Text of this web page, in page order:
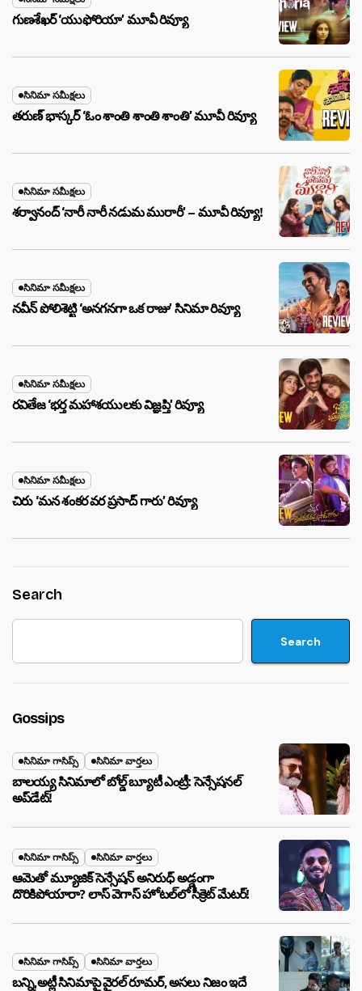
గుణశేఖర్ ‘యుఫోరియా’ మూవీ రివ్యూ
సినిమా సమీక్షలు
తరుణ్ భాస్కర్ ‘ఓం శాంతి శాంతి శాంతి’ మూవీ రివ్యూ
సినిమా సమీక్షలు
శర్వానంద్ ‘నారీ నారీ నడుమ మురారీ’ – మూవీ రివ్యూ!
సినిమా సమీక్షలు
నవీన్ పోలిశెట్టి ‘అనగనగా ఒక రాజు’ సినిమా రివ్యూ
సినిమా సమీక్షలు
రవితేజ ‘భర్త మహాశయులకు విజ్ఞప్తి’ రివ్యూ
సినిమా సమీక్షలు
చిరు ‘మ‌న శంక‌ర వ‌ర ప్ర‌సాద్ గారు’ రివ్యూ
Search
Search
Gossips
సినిమా గాసిప్స్ సినిమా వార్తలు
బాలయ్య సినిమాలో బోల్డ్ బ్యూటీ ఎంట్రీ: సెన్సేషనల్
అప్‌డేట్!
సినిమా గాసిప్స్ సినిమా వార్తలు
ఆమెతో మ్యూజిక్ సెన్సేషన్ అనిరుధ్ అడ్డంగా
దొరికిపోయారా? లాస్ వెగాస్ హోటల్‌లో సీక్రెట్ మేటర్!
సినిమా గాసిప్స్ సినిమా వార్తలు
బన్ని,అట్లీ సినిమాపై వైరల్ రూమర్, అసలు నిజం ఇదే